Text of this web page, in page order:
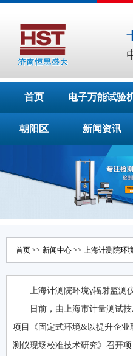
首页 电子万能试验
朝阳区 新闻资讯
首页 >> 新闻中心 >> 上海计测院环
上海计测院环境γ辐射监测
日前，由上海市计量测试
项目《固定式环境&以提升企业
测仪现场校准技术研究》召开